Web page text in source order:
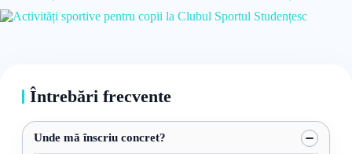
Întrebări frecvente
Unde mă înscriu concret?